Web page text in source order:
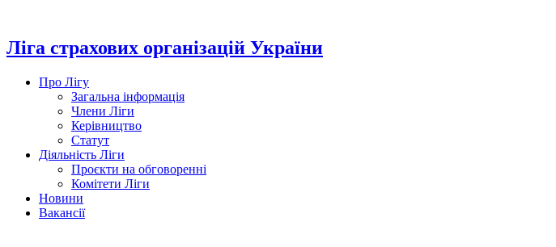
вмісту
Ліга страхових організацій України
Про Лігу
Загальна інформація
Члени Ліги
Керівництво
Статут
Діяльність Ліги
Проєкти на обговоренні
Комітети Ліги
Новини
Вакансії